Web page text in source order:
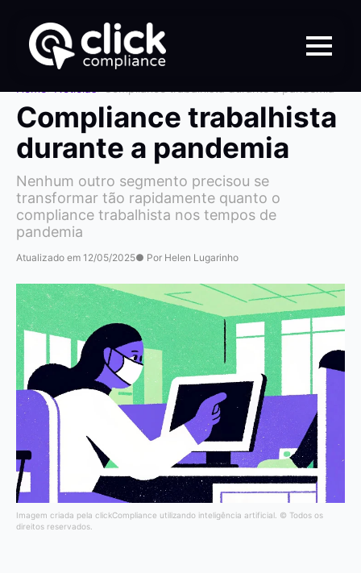
Compliance trabalhista
durante a pandemia
Nenhum outro segmento precisou se
transformar tão rapidamente quanto o
compliance trabalhista nos tempos de
pandemia
Atualizado em 12/05/2025● Por Helen Lugarinho
Imagem criada pela clickCompliance utilizando inteligência artificial. © Todos os
direitos reservados.